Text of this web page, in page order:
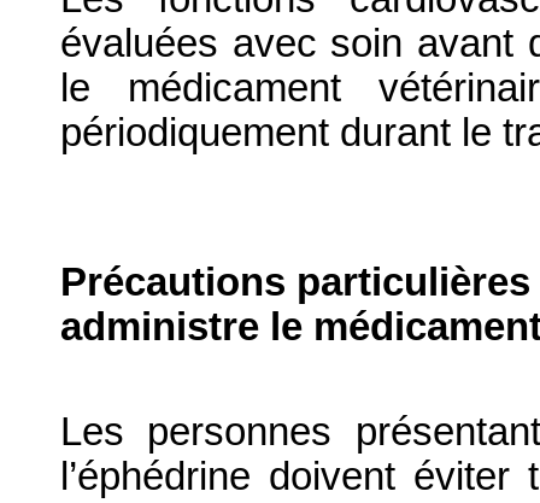
évaluées avec soin avant
le médicament
périodiquement durant le
Précautions
administre le
Les personnes
l’éphédrine doivent